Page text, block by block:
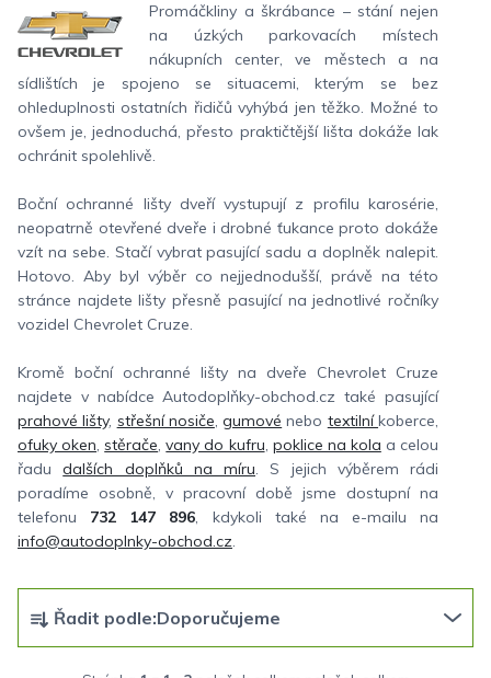
Promáčkliny a škrábance – stání nejen
na úzkých parkovacích místech
nákupních center, ve městech a na
sídlištích je spojeno se situacemi, kterým se bez
ohleduplnosti ostatních řidičů vyhýbá jen těžko. Možné to
ovšem je, jednoduchá, přesto praktičtější lišta dokáže lak
ochránit spolehlivě.
Boční ochranné lišty dveří vystupují z profilu karosérie,
neopatrně otevřené dveře i drobné ťukance proto dokáže
vzít na sebe. Stačí vybrat pasující sadu a doplněk nalepit.
Hotovo. Aby byl výběr co nejjednodušší, právě na této
stránce najdete lišty přesně pasující na jednotlivé ročníky
vozidel Chevrolet Cruze.
Kromě boční ochranné lišty na dveře Chevrolet Cruze
najdete v nabídce Autodoplňky-obchod.cz také pasující
prahové lišty, střešní nosiče,gumové nebo textilníkoberce,
ofuky oken,stěrače,vany do kufru, poklice na kola a celou
řadudalších doplňků na míru. S jejich výběrem rádi
poradíme osobně, v pracovní době jsme dostupní na
telefonu 732 147 896, kdykoli také na e-mailu na
info@autodoplnky-obchod.cz.
a
Řadit podle:Doporučujeme